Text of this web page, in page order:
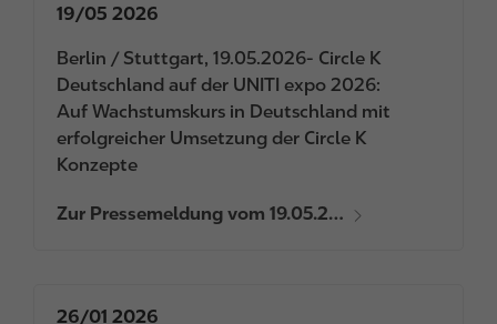
19/05 2026
Berlin / Stuttgart, 19.05.2026- Circle K
Deutschland auf der UNITI expo 2026:
Auf Wachstumskurs in Deutschland mit
erfolgreicher Umsetzung der Circle K
Konzepte
Zur Pressemeldung vom 19.05.2…
26/01 2026